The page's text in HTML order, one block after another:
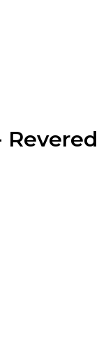
Revered